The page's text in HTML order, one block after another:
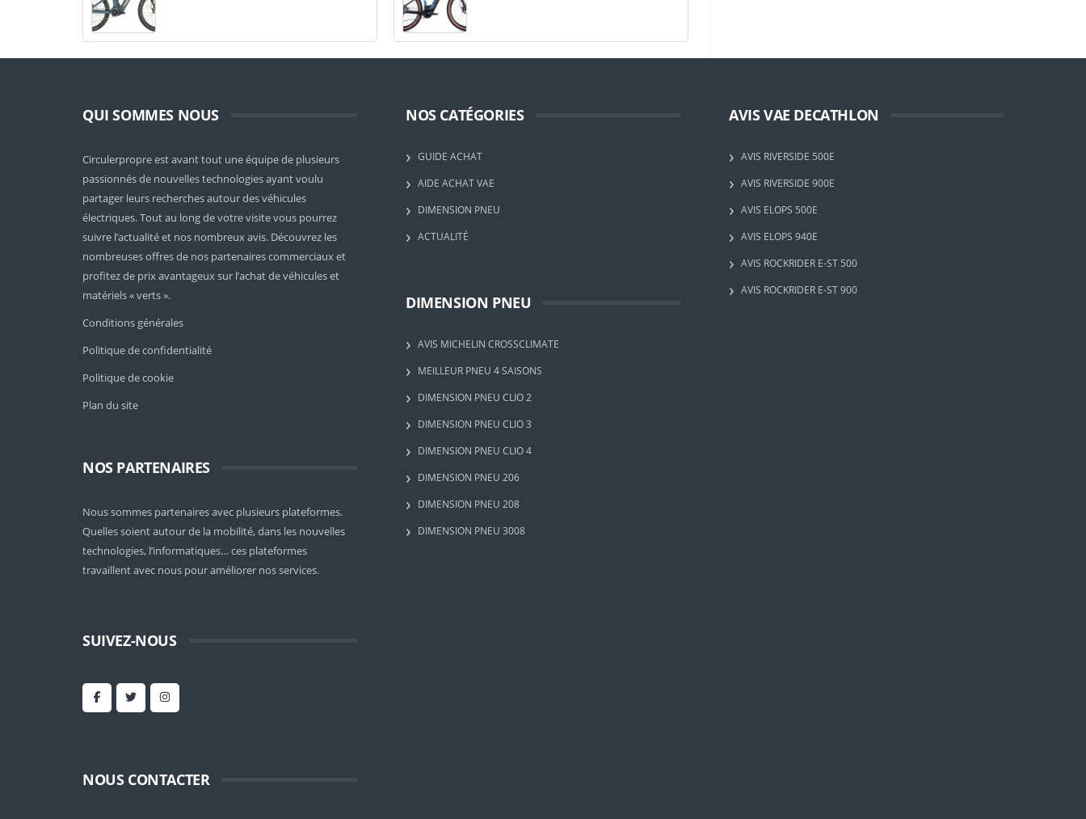
QUI SOMMES NOUS
Circulerpropre est avant tout une équipe de plusieurs
passionnés de nouvelles technologies ayant voulu
partager leurs recherches autour des véhicules
électriques. Tout au long de votre visite vous pourrez
suivre l’actualité et nos nombreux avis. Découvrez les
nombreuses offres de nos partenaires commerciaux et
profitez de prix avantageux sur l’achat de véhicules et
matériels « verts ».
Conditions générales
Politique de confidentialité
Politique de cookie
Plan du site
NOS PARTENAIRES
Nous sommes partenaires avec plusieurs plateformes.
Quelles soientautour de la mobilité, dans les nouvelles
technologies, l’informatiques… ces plateformes
travaillent avec nous pour améliorer nos services.
SUIVEZ-NOUS
NOUS CONTACTER
NOS CATÉGORIES
GUIDE ACHAT
AIDE ACHAT VAE
DIMENSION PNEU
ACTUALITÉ
DIMENSION PNEU
AVIS MICHELIN CROSSCLIMATE
MEILLEUR PNEU 4 SAISONS
DIMENSION PNEU CLIO 2
DIMENSION PNEU CLIO 3
DIMENSION PNEU CLIO 4
DIMENSION PNEU 206
DIMENSION PNEU 208
DIMENSION PNEU 3008
AVIS VAE DECATHLON
AVIS RIVERSIDE 500E
AVIS RIVERSIDE 900E
AVIS ELOPS 500E
AVIS ELOPS 940E
AVIS ROCKRIDER E-ST 500
AVIS ROCKRIDER E-ST 900